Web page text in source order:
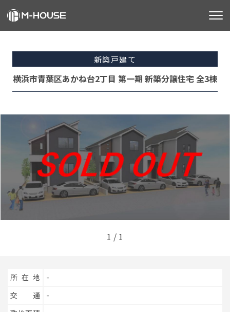
販売物件
不動産事業
施工事例
お客様の声
会社情報
お知らせ
新築戸建て
横浜市青葉区あかね台2丁目 第一期 新築分譲住宅 全3棟
1 / 1
所在地
-
交通
-